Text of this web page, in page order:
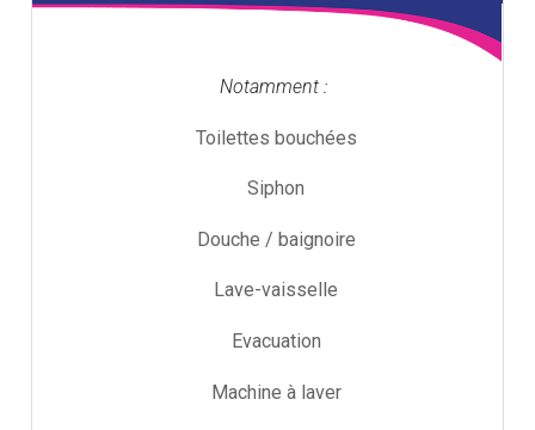
Notamment :
Toilettes bouchées
Siphon
Douche / baignoire
Lave-vaisselle
Evacuation
Machine à laver